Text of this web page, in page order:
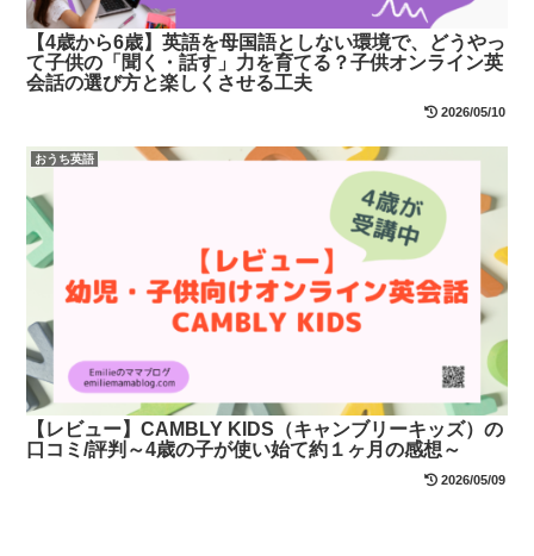
【4歳から6歳】英語を母国語としない環境で、どうやっ
て子供の「聞く・話す」力を育てる？子供オンライン英
会話の選び方と楽しくさせる工夫
2026/05/10
おうち英語
【レビュー】CAMBLY KIDS（キャンブリーキッズ）の
口コミ/評判～4歳の子が使い始て約１ヶ月の感想～
2026/05/09